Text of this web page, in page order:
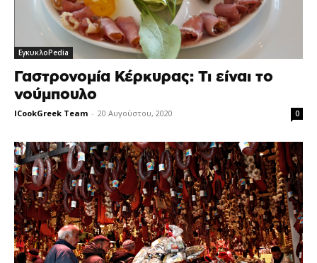
ΕγκυκλοPedia
Γαστρονομία Κέρκυρας: Τι είναι το
νούμπουλο
ICookGreek Team - 20 Αυγούστου, 2020 0